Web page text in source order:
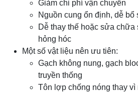
Giảm chi phí vận chuyển
Nguồn cung ổn định, dễ bổ
Dễ thay thế hoặc sửa chữa
hỏng hóc
Một số vật liệu nên ưu tiên:
Gạch không nung, gạch
truyền thống
Tôn lợp chống nóng thay vì